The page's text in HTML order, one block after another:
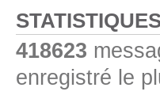
418623
enregistré le